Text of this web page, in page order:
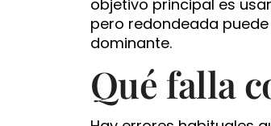
objetivo principal es
pero redondeada
dominante.
Qué falla